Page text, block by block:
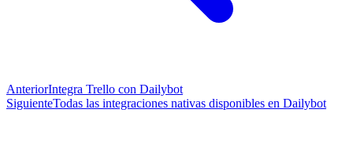
AnteriorIntegra Trello con Dailybot
SiguienteTodas las integraciones nativas disponibles en Dailybot